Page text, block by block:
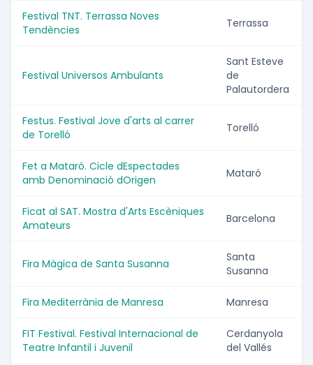
Festival TNT. Terrassa Noves
Tendències
Terrassa
Festival Universos Ambulants
Sant Esteve
de
Palautordera
Festus. Festival Jove d'arts al carrer
de Torelló
Torelló
Fet a Mataró. Cicle dEspectades
amb Denominació dOrigen
Mataró
Ficat al SAT. Mostra d'Arts Escèniques
Amateurs
Barcelona
Fira Màgica de Santa Susanna
Santa
Susanna
Fira Mediterrània de Manresa Manresa
FIT Festival. Festival Internacional de
Teatre Infantil i Juvenil
Cerdanyola
del Vallés